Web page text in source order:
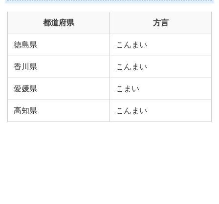
都道府県 方言
徳島県 こんまい
香川県 こんまい
愛媛県 こまい
高知県 こんまい